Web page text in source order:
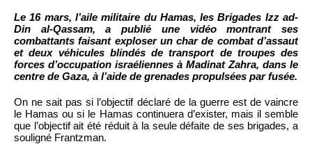
Le 16 mars, l’aile militaire du Hamas, les Brigades Izz ad-
Din al-Qassam, a publié une vidéo montrant ses
combattants faisant exploser un char de combat d’assaut
et deux véhicules blindés de transport de troupes des
forces d’occupation israéliennes à Madinat Zahra, dans le
centre de Gaza, à l’aide de grenades propulsées par fusée.
On ne sait pas si l’objectif déclaré de la guerre est de vaincre
le Hamas ou si le Hamas continuera d’exister, mais il semble
que l’objectif ait été réduit à la seule défaite de ses brigades, a
souligné Frantzman.